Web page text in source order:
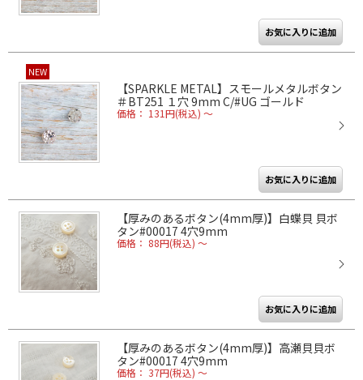
NEW
【SPARKLE METAL】スモールメタルボタン
＃BT251 １穴 9mm C/#UG ゴールド
価格： 131円(税込) ～
【厚みのあるボタン(4mm厚)】白蝶貝 貝ボ
タン#00017 4穴9mm
価格： 88円(税込) ～
【厚みのあるボタン(4mm厚)】高瀬貝貝ボ
タン#00017 4穴9mm
価格： 37円(税込) ～